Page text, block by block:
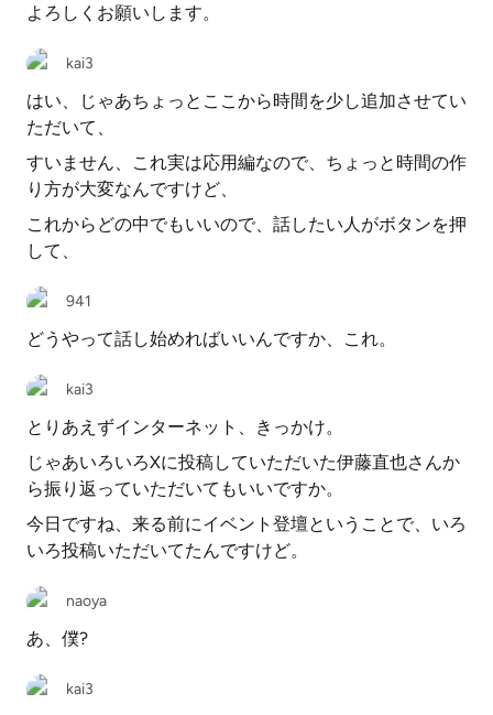
よろしくお願いします。
kai3
はい、じゃあちょっとここから時間を少し追加させてい
ただいて、
すいません、これ実は応用編なので、ちょっと時間の作
り方が大変なんですけど、
これからどの中でもいいので、話したい人がボタンを押
して、
941
どうやって話し始めればいいんですか、これ。
kai3
とりあえずインターネット、きっかけ。
じゃあいろいろXに投稿していただいた伊藤直也さんか
ら振り返っていただいてもいいですか。
今日ですね、来る前にイベント登壇ということで、いろ
いろ投稿いただいてたんですけど。
naoya
あ、僕?
kai3